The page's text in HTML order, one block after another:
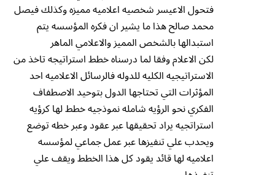
فتحول الاعيسر شخصيه اعلاميه مميزه وكذلك فيصل
محمد صالح هذا ما يشير ان فكره المؤسسه يتم
استبدالها بالشخص المميز والاعلامي الماهر
لكن الاعلام وفقا لما درسناه خطط استراتيجه تاخذ من
الاستراتيجيه الكليه للدوله فالرسائل الاعلاميه احد
المؤثرات التي تحتاجها الدول بتوحيد الاصطفاف
الفكري نحو الرؤيه شامله نموذجيه خطط لها كرؤيه
استراتجيه يراد تحقيقها عبر عقود وعبر خطه توضع
ويحدب علي تنفيزها عبر عمل جماعي لمؤسسه
اعلاميه لها قائد يقود كل هذا الخطط ويقف علي